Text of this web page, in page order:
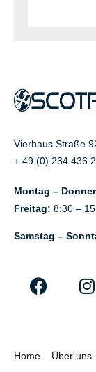
Vierhaus Straße
+ 49 (0) 234 436
Montag –
Freitag: 8:30 –
Samstag –
Home Über uns